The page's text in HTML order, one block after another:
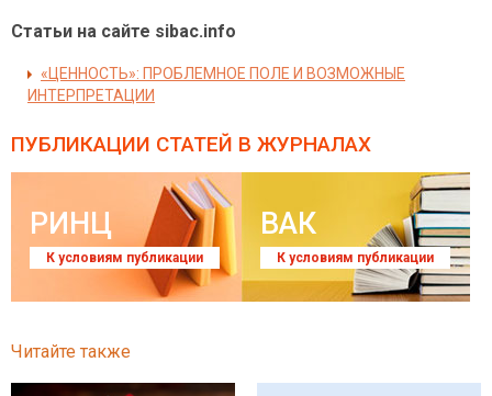
Статьи на сайте sibac.info
«ЦЕННОСТЬ»: ПРОБЛЕМНОЕ ПОЛЕ И ВОЗМОЖНЫЕ
ИНТЕРПРЕТАЦИИ
ПУБЛИКАЦИИ СТАТЕЙ В ЖУРНАЛАХ
РИНЦ
К условиям публикации
ВАК
К условиям публикации
Читайте также